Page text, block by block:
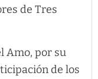
de Tres
Amo, por su
de los